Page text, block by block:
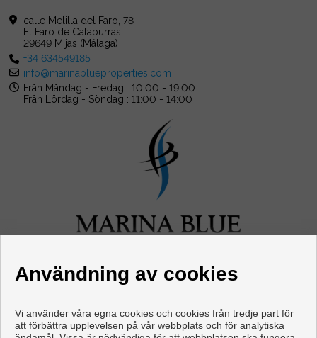
calle Melilla del Faro, 78
El Faro de Calaburras
29649 Mijas (Málaga)
+34 634549185
info@marinablueproperties.com
Från Måndag - Fredag : 10:00 - 19:00
Från Lördag - Söndag : 11:00 - 14:00
Användning av cookies
Vi använder våra egna cookies och cookies från tredje part för
att förbättra upplevelsen på vår webbplats och för analytiska